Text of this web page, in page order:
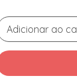
Adicionar ao